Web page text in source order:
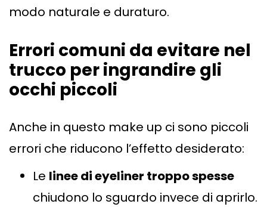
modo naturale e duraturo.
Errori comuni da evitare nel
trucco per ingrandire gli
occhi piccoli
Anche in questo make up ci sono piccoli
errori che riducono l’effetto desiderato:
Le linee di eyeliner troppo spesse
chiudono lo sguardo invece di aprirlo.